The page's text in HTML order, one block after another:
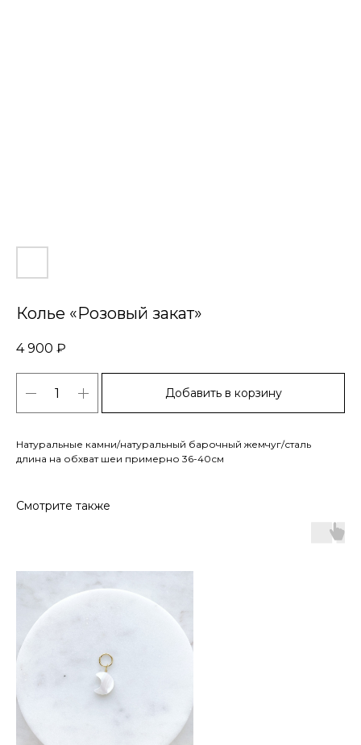
Колье «Розовый закат»
4 900 ₽
Добавить в корзину
Натуральные камни/натуральный барочный жемчуг/сталь
длина на обхват шеи примерно 36-40см
Смотрите также